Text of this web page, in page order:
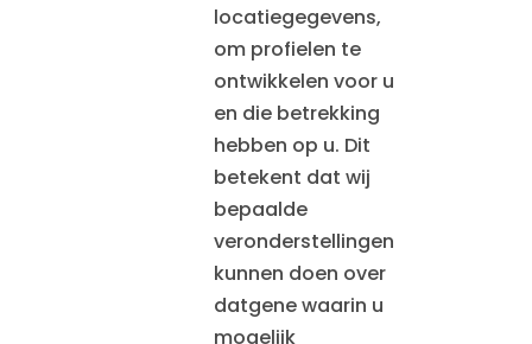
locatiegegevens,
om profielen te
ontwikkelen voor u
en die betrekking
hebben op u. Dit
betekent dat wij
bepaalde
veronderstellingen
kunnen doen over
datgene waarin u
mogelijk